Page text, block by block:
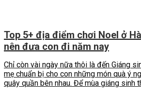
Top 5+ địa điểm chơi Noel ở
nên đưa con đi năm nay
Chỉ còn vài ngày nữa thôi là đến Giáng
mẹ chuẩn bị cho con những món quà ý
quây quần bên nhau. Để mùa giáng sinh